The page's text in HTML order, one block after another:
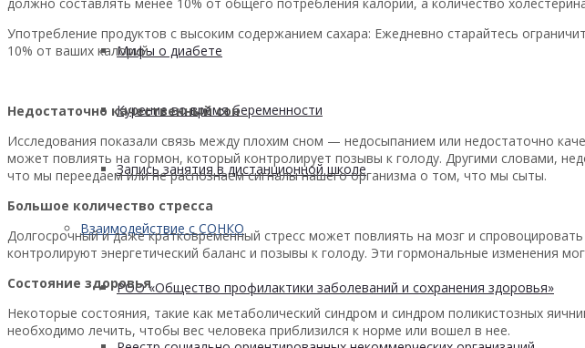
Мифы о диабете
Курение во время беременности
Запись занятия в дистанционной школе
Взаимодействие с СОНКО
РОО «Общество профилактики заболеваний и сохранения здоровья»
Употребление продуктов с высоким содержанием сахара: Ежедневно старайтесь
10% от ваших калорий.
Недостаточно качественный сон
Исследования показали связь между плохим сном — недосыпанием или недостаточно
может повлиять на гормон, который контролирует позывы к голоду. Другими словами,
что мы переедаем или не распознаем сигналы нашего организма о том, что мы сыты.
Большое количество стресса
Долгосрочный и даже кратковременный стресс может повлиять на мозг и
контролируют энергетический баланс и позывы к голоду. Эти гормональные изменения
Состояние здоровья
Некоторые состояния, такие как метаболический синдром и синдром поликистозных
необходимо лечить, чтобы вес человека приблизился к норме или вошел в нее.